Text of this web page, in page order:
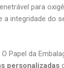
para
a integridade do
Papel da
personalizadas